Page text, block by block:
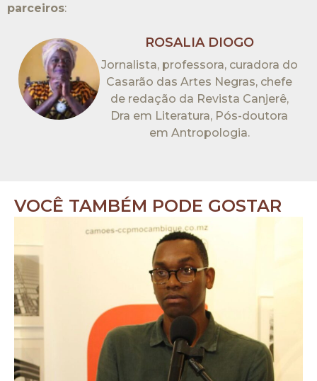
parceiros:​
ROSALIA DIOGO
Jornalista, professora, curadora do
Casarão das Artes Negras, chefe
de redação da Revista Canjerê,
Dra em Literatura, Pós-doutora
em Antropologia.
VOCÊ TAMBÉM PODE GOSTAR